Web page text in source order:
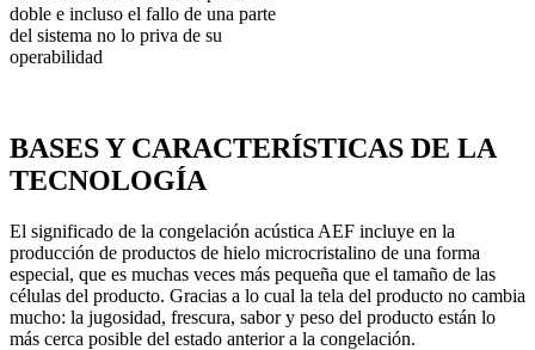
doble e incluso el fallo de una parte
del sistema no lo priva de su
operabilidad
BASES Y CARACTERÍSTICAS DE LA
TECNOLOGÍA
El significado de la congelación acústica AEF ⁠incluye en la
producción de productos de hielo microcristalino de una forma
especial, que es muchas veces más pequeña que el tamaño de las
células del producto. Gracias a lo cual la tela del producto no cambia
mucho: la jugosidad, frescura, sabor y peso del producto están lo
más cerca posible del estado anterior a la congelación.